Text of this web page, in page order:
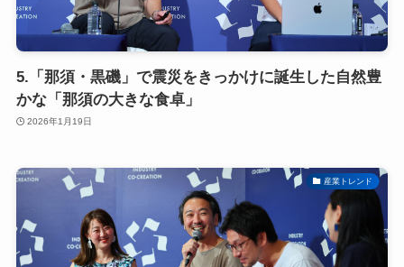
5.「那須・黒磯」で震災をきっかけに誕生した自然豊
かな「那須の大きな食卓」
2026年1月19日
産業トレンド